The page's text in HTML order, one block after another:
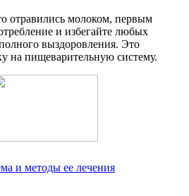
отравились молоком, первым
и избегайте любых
выздоровления. Это
на пищеварительную систему.
и методы ее лечения